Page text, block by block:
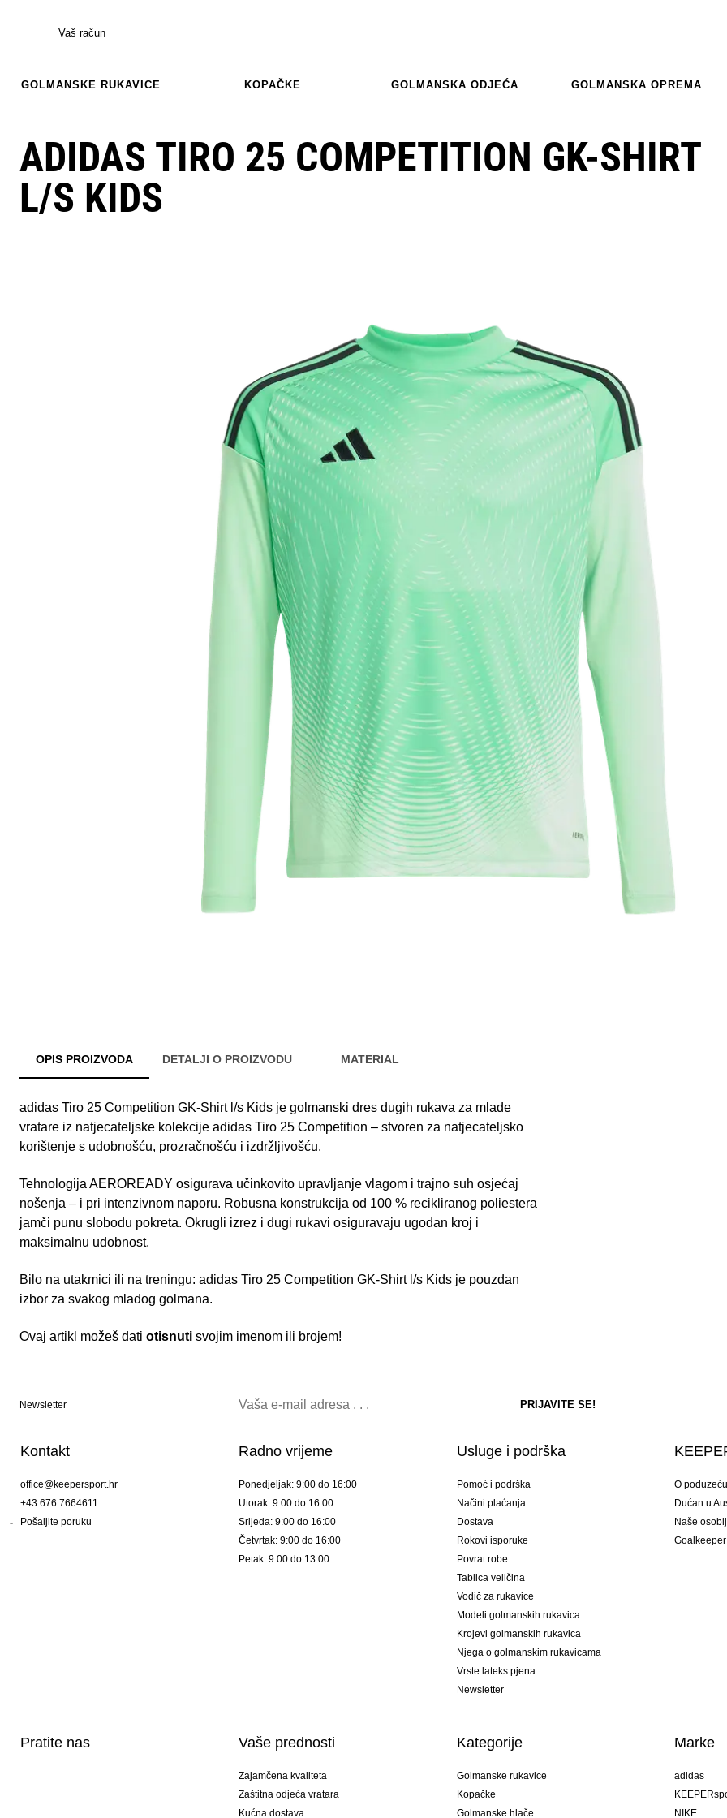
Vaš račun
GOLMANSKE RUKAVICE KOPAČKE GOLMANSKA ODJEĆA GOLMANSKA OPREMA
ADIDAS TIRO 25 COMPETITION GK-SHIRT
L/S KIDS
OPIS PROIZVODA DETALJI O PROIZVODU MATERIAL
adidas Tiro 25 Competition GK-Shirt l/s Kids je golmanski dres dugih rukava za mlade
vratare iz natjecateljske kolekcije adidas Tiro 25 Competition – stvoren za natjecateljsko
korištenje s udobnošću, prozračnošću i izdržljivošću.
Tehnologija AEROREADY osigurava učinkovito upravljanje vlagom i trajno suh osjećaj
nošenja – i pri intenzivnom naporu. Robusna konstrukcija od 100 % recikliranog poliestera
jamči punu slobodu pokreta. Okrugli izrez i dugi rukavi osiguravaju ugodan kroj i
maksimalnu udobnost.
Bilo na utakmici ili na treningu: adidas Tiro 25 Competition GK-Shirt l/s Kids je pouzdan
izbor za svakog mladog golmana.
Ovaj artikl možeš dati otisnuti svojim imenom ili brojem!
Newsletter
Kontakt
office@keepersport.hr
+43 676 7664611
Pošaljite poruku
Radno vrijeme
Ponedjeljak: 9:00 do 16:00
Utorak: 9:00 do 16:00
Srijeda: 9:00 do 16:00
Četvrtak: 9:00 do 16:00
Petak: 9:00 do 13:00
Usluge i podrška
Pomoć i podrška
Načini plaćanja
Dostava
Rokovi isporuke
Povrat robe
Tablica veličina
Vodič za rukavice
Modeli golmanskih rukavica
Krojevi golmanskih rukavica
Njega o golmanskim rukavicama
Vrste lateks pjena
Newsletter
O poduzeću
Dućan u
Naše
Pratite nas Vaše prednosti
Zajamčena kvaliteta
Zaštitna odjeća vratara
Kućna dostava
Kategorije
Golmanske rukavice
Kopačke
Golmanske hlače
Marke
adidas
NIKE